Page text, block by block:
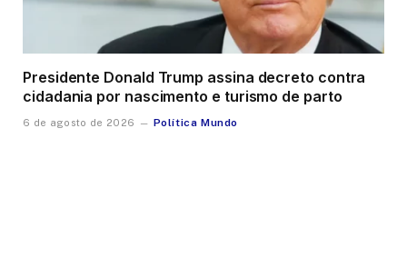
Presidente Donald Trump assina decreto contra
cidadania por nascimento e turismo de parto
6 de agosto de 2026 Política Mundo